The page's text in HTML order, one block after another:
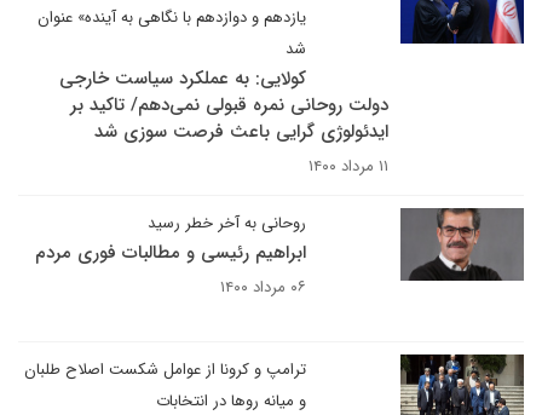
یازدهم و دوازدهم با نگاهی به آینده» عنوان
شد
کولایی: به عملکرد سیاست خارجی
دولت روحانی نمره قبولی نمی‌دهم/ تاکید بر
ایدئولوژی گرایی باعث فرصت سوزی شد
۱۱ مرداد ۱۴۰۰
روحانی به آخر خطر رسید
ابراهیم رئیسی و مطالبات فوری مردم
۰۶ مرداد ۱۴۰۰
ترامپ و کرونا از عوامل شکست اصلاح طلبان
و میانه روها در انتخابات